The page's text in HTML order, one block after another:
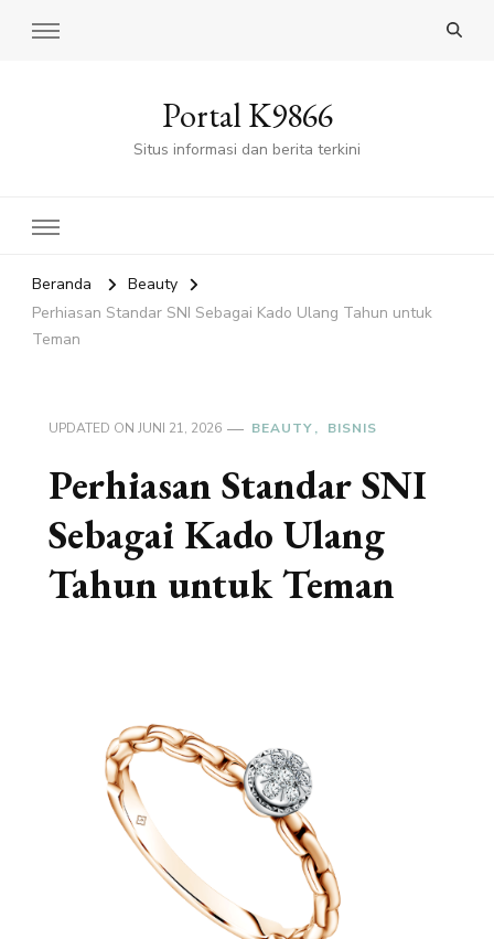
Portal K9866
Situs informasi dan berita terkini
Beranda
Beauty
Perhiasan Standar SNI Sebagai Kado Ulang Tahun untuk
Teman
UPDATED ON JUNI 21, 2026 BEAUTY BISNIS
Perhiasan Standar SNI
Sebagai Kado Ulang
Tahun untuk Teman